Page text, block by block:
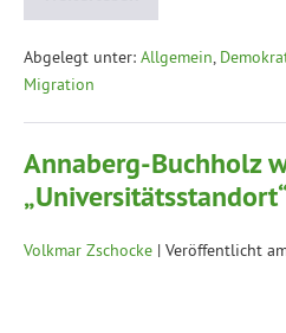
Abgelegt unter: Allgemein,
Migration
Annaberg-Buchholz
Volkmar Zschocke | Veröffentlicht